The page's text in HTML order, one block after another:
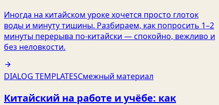
Иногда на китайском уроке хочется просто глоток
воды и минуту тишины. Разбираем, как попросить 1–2
минуты перерыва по‑китайски — спокойно, вежливо и
без неловкости.
DIALOG TEMPLATESСмежный материал
Китайский на работе и учёбе: как